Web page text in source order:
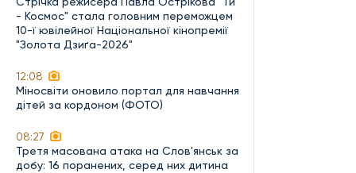
- Космос" стала головним переможцем
10-ї ювілейної Національної кінопремії
"Золота Дзиґа-2026"
12:08
Міносвіти оновило портал для навчання
дітей за кордоном (ФОТО)
08:27
Третя масована атака на Слов'янськ за
добу: 16 поранених, серед них дитина